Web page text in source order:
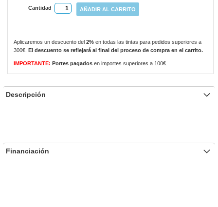
Cantidad AÑADIR AL CARRITO
Aplicaremos un descuento del 2% en todas las tintas para pedidos superiores a
300€.
El descuento se reflejará al final del proceso de compra en el carrito.
IMPORTANTE: Portes pagados en importes superiores a 100€.
Descripción
Financiación